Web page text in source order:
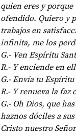
quien eres y porque
ofendido. Quiero y
trabajos en
infinita, me los
G.- Ven Espíritu
R.- Y enciende en
G.- Envía tu
R.- Y renueva la faz
G.- Oh Dios, que
haznos dóciles a
Cristo nuestro